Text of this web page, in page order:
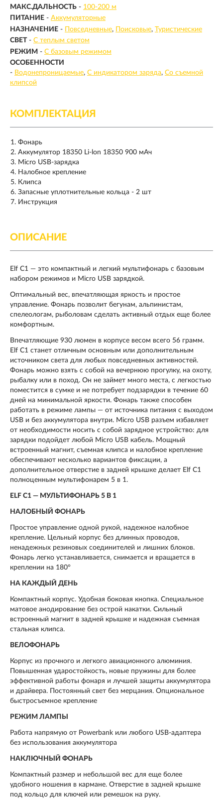
МАКС.ДАЛЬНОСТЬ - 100-200 м
ПИТАНИЕ - Аккумуляторные
НАЗНАЧЕНИЕ - Повседневные Поисковые Туристические
СВЕТ - С теплым светом
РЕЖИМ - С базовым режимом
ОСОБЕННОСТИ
- Водонепроницаемые С индикатором заряда Со съемной
клипсой
КОМПЛЕКТАЦИЯ
Фонарь
Аккумулятор 18350 Li-lon 18350 900 мАч
Micro USB-зарядка
Налобное крепление
Клипса
Запасные уплотнительные кольца - 2 шт
Инструкция
ОПИСАНИЕ
Elf C1 — это компактный и легкий мультифонарь с базовым
набором режимов и Micro USB зарядкой.
Оптимальный вес, впечатляющая яркость и простое
управление. Фонарь позволит бегунам, альпинистам,
спелеологам, рыболовам сделать активный отдых еще более
комфортным.
Впечатляющие 930 люмен в корпусе весом всего 56 грамм.
Elf C1 станет отличным основным или дополнительным
источником света для любых повседневных активностей.
Фонарь можно взять с собой на вечернюю прогулку, на охоту,
рыбалку или в поход. Он не займет много места, с легкостью
поместится в сумке и не потребует подзарядки в течение 60
дней на минимальной яркости. Фонарь также способен
работать в режиме лампы — от источника питания с выходом
USB и без аккумулятора внутри. Micro USB разъем избавляет
от необходимости носить с собой зарядное устройство: для
зарядки подойдет любой Micro USB кабель. Мощный
встроенный магнит, съемная клипса и налобное крепление
обеспечивают несколько вариантов фиксации, а
дополнительное отверстие в задней крышке делает Elf C1
полноценным мультифонарем 5 в 1.
ELF C1 — МУЛЬТИФОНАРЬ 5 В 1
НАЛОБНЫЙ ФОНАРЬ
Простое управление одной рукой, надежное налобное
крепление. Цельный корпус без длинных проводов,
ненадежных резиновых соединителей и лишних блоков.
Фонарь легко устанавливается, снимается и вращается в
креплении на 180°
НА КАЖДЫЙ ДЕНЬ
Компактный корпус. Удобная боковая кнопка. Специальное
матовое анодирование без острой накатки. Сильный
встроенный магнит в задней крышке и надежная съемная
стальная клипса.
ВЕЛОФОНАРЬ
Корпус из прочного и легкого авиационного алюминия.
Повышенная ударостойкость, новые пружины для более
эффективной работы фонаря и лучшей защиты аккумулятора
и драйвера. Постоянный свет без мерцания. Опциональное
быстросъемное крепление
РЕЖИМ ЛАМПЫ
Работа напрямую от Powerbank или любого USB-адаптера
без использования аккумулятора
НАКЛЮЧНЫЙ ФОНАРЬ
Компактный размер и небольшой вес для еще более
удобного ношения в кармане. Отверстие в задней крышке
под кольцо для ключей или ремешок на руку.